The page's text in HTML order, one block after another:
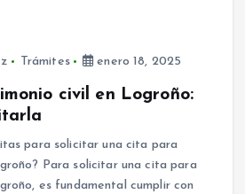
Trámites enero 18, 2025
civil en Logroño:
para solicitar una cita para
Para solicitar una cita para
es fundamental cumplir con